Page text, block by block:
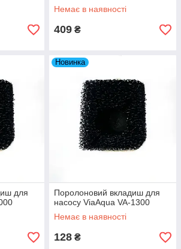
Немає в наявності
409 ₴
для
Новинка
Поролоновий вкладиш для
насосу ViaAqua VA-1300
Немає в наявності
128 ₴